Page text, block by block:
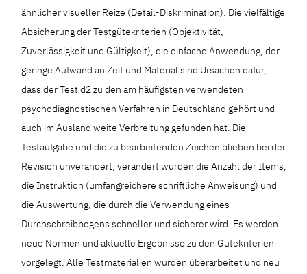
ähnlicher visueller Reize (Detail-Diskrimination). Die vielfältige
Absicherung der Testgütekriterien (Objektivität,
Zuverlässigkeit und Gültigkeit), die einfache Anwendung, der
geringe Aufwand an Zeit und Material sind Ursachen dafür,
dass der Test d2 zu den am häufigsten verwendeten
psychodiagnostischen Verfahren in Deutschland gehört und
auch im Ausland weite Verbreitung gefunden hat. Die
Testaufgabe und die zu bearbeitenden Zeichen blieben bei der
Revision unverändert; verändert wurden die Anzahl der Items,
die Instruktion (umfangreichere schriftliche Anweisung) und
die Auswertung, die durch die Verwendung eines
Durchschreibbogens schneller und sicherer wird. Es werden
neue Normen und aktuelle Ergebnisse zu den Gütekriterien
vorgelegt. Alle Testmaterialien wurden überarbeitet und neu